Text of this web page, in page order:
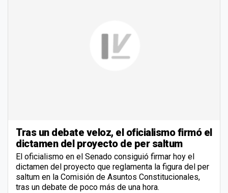
Tras un debate veloz, el oficialismo firmó el
dictamen del proyecto de per saltum
El oficialismo en el Senado consiguió firmar hoy el
dictamen del proyecto que reglamenta la figura del per
saltum en la Comisión de Asuntos Constitucionales,
tras un debate de poco más de una hora.